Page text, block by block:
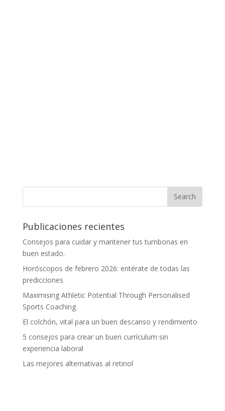
Publicaciones recientes
Consejos para cuidar y mantener tus tumbonas en
buen estado.
Horóscopos de febrero 2026: entérate de todas las
predicciones
Maximising Athletic Potential Through Personalised
Sports Coaching
El colchón, vital para un buen descanso y rendimiento
5 consejos para crear un buen currículum sin
experiencia laboral
Las mejores alternativas al retinol